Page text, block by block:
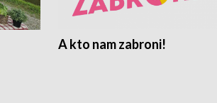
A kto nam zabroni!